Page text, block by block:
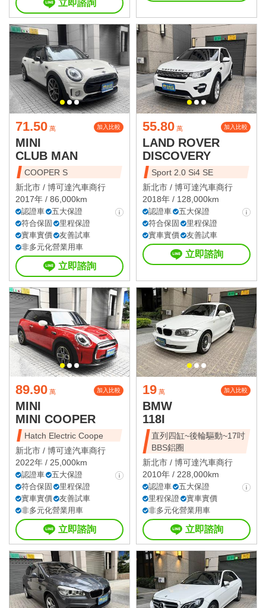
立即諮詢
71.50 萬 加入比較
MINI
CLUB MAN
COOPER S
新北市 / 博可達汽車商行
2017年 / 86,000km
認證車
五大保證
符合保固
里程保證
實車實價
友善試車
非多元化營業用車
立即諮詢
55.80 萬 加入比較
LAND ROVER
DISCOVERY
Sport 2.0 Si4 SE
新北市 / 博可達汽車商行
2018年 / 128,000km
認證車
五大保證
符合保固
里程保證
實車實價
友善試車
立即諮詢
89.90 萬 加入比較
MINI
MINI COOPER
Hatch Electric Coope
新北市 / 博可達汽車商行
2022年 / 25,000km
認證車
五大保證
符合保固
里程保證
實車實價
友善試車
非多元化營業用車
立即諮詢
19 萬 加入比較
BMW
118I
直列四缸~後輪驅動~17吋
BBS鋁圈
新北市 / 博可達汽車商行
2010年 / 228,000km
認證車
五大保證
里程保證
實車實價
非多元化營業用車
立即諮詢